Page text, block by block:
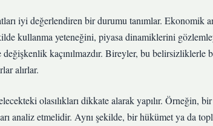
iyi değerlendiren bir durumu tanımlar. Ekonomik
kullanma yeteneğini, piyasa dinamiklerini
kaçınılmazdır. Bireyler, bu belirsizliklerle
alırlar.
olasılıkları dikkate alarak yapılır. Örneğin, bir
analiz etmelidir. Aynı şekilde, bir hükümet ya da